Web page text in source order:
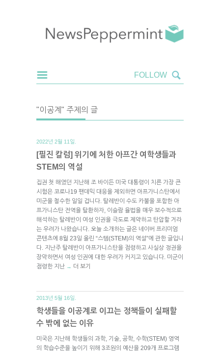
"이공계" 주제의 글
2022년 2월 11일.
[필진 칼럼] 위기에 처한 아프간 여학생들과
STEM의 역설
집권 첫 해였던 지난해 조 바이든 미국 대통령이 치른 가장 큰
시험은 코로나19 팬데믹 대응을 제외하면 아프가니스탄에서
미군을 철수한 일일 겁니다. 탈레반이 수도 카불을 포함한 아
프가니스탄 전역을 탈환하자, 이슬람 율법을 매우 보수적으로
해석하는 탈레반이 여성 인권을 극도로 제약하고 탄압할 거라
는 우려가 나왔습니다. 오늘 소개하는 글은 네이버 프리미엄
콘텐츠에 8월 23일 올린 “스템(STEM)의 역설”에 관한 글입니
다. 지난주 탈레반이 아프가니스탄을 점령하고 사실상 정권을
장악하면서 여성 인권에 대한 우려가 커지고 있습니다. 미군이
점령한 지난 → 더 보기
2013년 5월 16일.
학생들을 이공계로 이끄는 정책들이 실패할
수 밖에 없는 이유
미국은 지난해 학생들의 과학, 기술, 공학, 수학(STEM) 영역
의 학습수준을 높이기 위해 3조원의 예산을 209개 프로그램